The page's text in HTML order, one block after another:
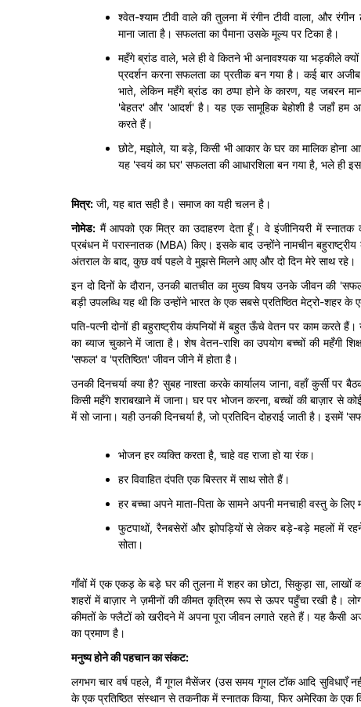
श्वेत-श्याम टीवी वाले की तुलना में रंगीन टीवी वाला, और
माना जाता है। सफलता का पैमाना उसके मूल्य पर टिका है।
महँगे ब्रांड वाले, भले ही वे कितने भी अनावश्यक या भड़कीले
प्रदर्शन करना सफलता का प्रतीक बन गया है। कई बार
भाते, लेकिन महँगे ब्रांड का ठप्पा होने के कारण, यह जबरन
'बेहतर' और 'आदर्श' है। यह एक सामूहिक बेहोशी है जहाँ हम
करते हैं।
छोटे, मझोले, या बड़े, किसी भी आकार के घर का मालिक
यह 'स्वयं का घर' सफलता की आधारशिला बन गया है, भले ही
मित्र: जी, यह बात सही है। समाज का यही चलन है।
नोमेड: मैं आपको एक मित्र का उदाहरण देता हूँ। वे इंजीनियरी में
प्रबंधन में परास्नातक (MBA) किए। इसके बाद उन्होंने नामचीन
अंतराल के बाद, कुछ वर्ष पहले वे मुझसे मिलने आए और दो दिन मेरे साथ रहे।
इन दो दिनों के दौरान, उनकी बातचीत का मुख्य विषय उनके जीवन की
बड़ी उपलब्धि यह थी कि उन्होंने भारत के एक सबसे प्रतिष्ठित मेट्रो-शहर के
पति-पत्नी दोनों ही बहुराष्ट्रीय कंपनियों में बहुत ऊँचे वेतन पर काम
का ब्याज चुकाने में जाता है। शेष वेतन-राशि का उपयोग बच्चों की महँगी
'सफल' व 'प्रतिष्ठित' जीवन जीने में होता है।
उनकी दिनचर्या क्या है? सुबह नाश्ता करके कार्यालय जाना, वहाँ कुर्सी पर
किसी महँगे शराबखाने में जाना। घर पर भोजन करना, बच्चों की बाज़ार से
में सो जाना। यही उनकी दिनचर्या है, जो प्रतिदिन दोहराई जाती है। इसमें
भोजन हर व्यक्ति करता है, चाहे वह राजा हो या रंक।
हर विवाहित दंपति एक बिस्तर में साथ सोते हैं।
हर बच्चा अपने माता-पिता के सामने अपनी मनचाही वस्तु के लिए
फुटपाथों, रैनबसेरों और झोपड़ियों से लेकर बड़े-बड़े महलों में
सोता।
गाँवों में एक एकड़ के बड़े घर की तुलना में शहर का छोटा, सिकुड़ा सा, लाखों
शहरों में बाज़ार ने ज़मीनों की कीमत कृत्रिम रूप से ऊपर पहुँचा रखी है।
कीमतों के फ्लैटों को खरीदने में अपना पूरा जीवन लगाते रहते हैं। यह कैसी
का प्रमाण है।
मनुष्यहोनेकीपहचानकासंकट:
लगभग चार वर्ष पहले, मैं गूगल मैसेंजर (उस समय गूगल टॉक आदि सुविधाएँ
के एक प्रतिष्ठित संस्थान से तकनीक में स्नातक किया, फिर अमेरिका के एक